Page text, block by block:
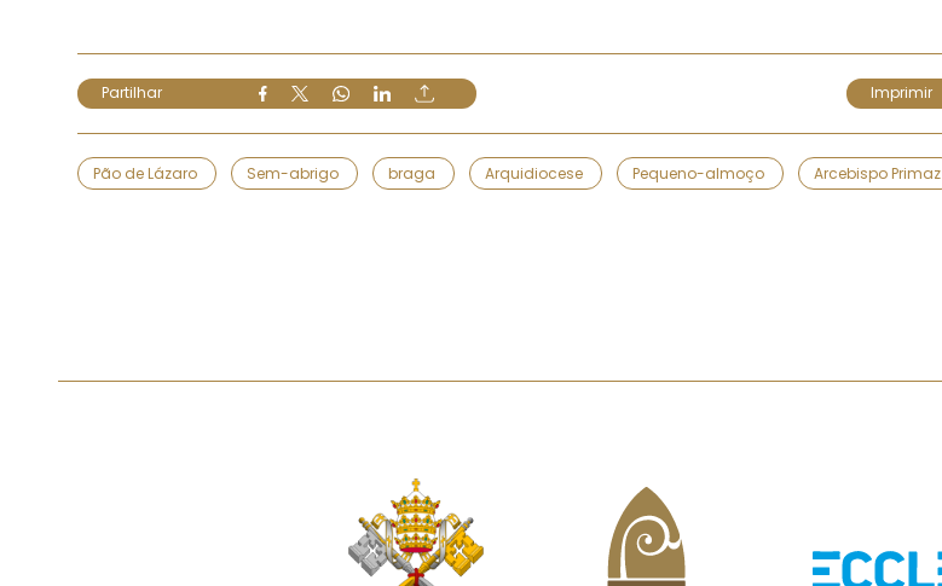
Partilhar Imprimir
Pão de Lázaro Sem-abrigo braga Arquidiocese Pequeno-almoço Arcebispo Primaz